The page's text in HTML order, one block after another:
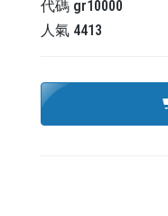
代碼 gr10000
人氣 4413